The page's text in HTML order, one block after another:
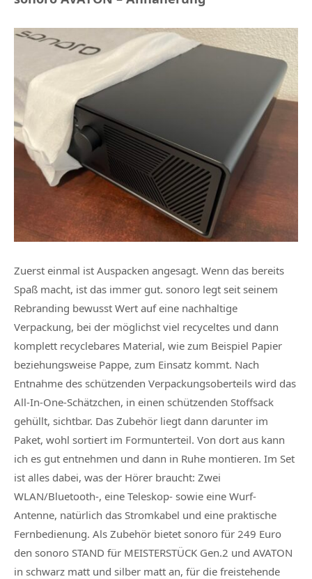
Zuerst einmal ist Auspacken angesagt. Wenn das bereits
Spaß macht, ist das immer gut. sonoro legt seit seinem
Rebranding bewusst Wert auf eine nachhaltige
Verpackung, bei der möglichst viel recyceltes und dann
komplett recyclebares Material, wie zum Beispiel Papier
beziehungsweise Pappe, zum Einsatz kommt. Nach
Entnahme des schützenden Verpackungsoberteils wird das
All-In-One-Schätzchen, in einen schützenden Stoffsack
gehüllt, sichtbar. Das Zubehör liegt dann darunter im
Paket, wohl sortiert im Formunterteil. Von dort aus kann
ich es gut entnehmen und dann in Ruhe montieren. Im Set
ist alles dabei, was der Hörer braucht: Zwei
WLAN/Bluetooth-, eine Teleskop- sowie eine Wurf-
Antenne, natürlich das Stromkabel und eine praktische
Fernbedienung. Als Zubehör bietet sonoro für 249 Euro
den sonoro STAND für MEISTERSTÜCK Gen.2 und AVATON
in schwarz matt und silber matt an, für die freistehende